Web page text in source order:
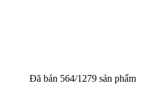
Đã bán 564/1279 sản phẩm